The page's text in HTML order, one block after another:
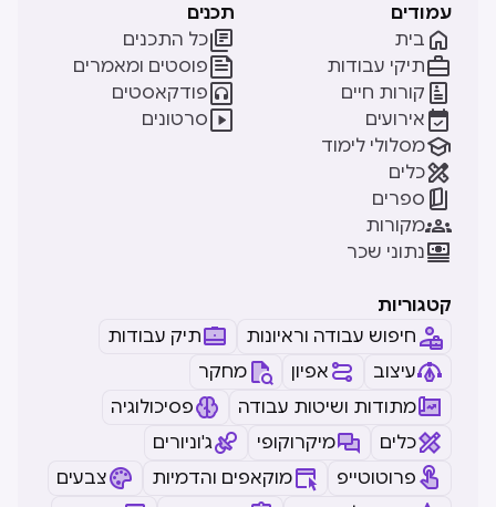
עמודים
בית 
תיקי עבודות
קורות חיים 
אירועים 
מסלולי לימוד
כלים
ספרים 
מקורות
נתוני שכר
תכנים
כל התכנים
פוסטים ומאמרים
פודקאסטים
סרטונים
קטגוריות
חיפוש עבודה וראיונות
תיק עבודות
עיצוב
אפיון
מחקר
מתודות ושיטות עבודה
פסיכולוגיה
כלים
מיקרוקופי
ג'וניורים
פרוטוטייפ
מוקאפים והדמיות
צבעים